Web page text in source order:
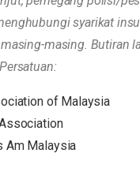
syarikat
masing. Butiran
of Malaysia
Am Malaysia